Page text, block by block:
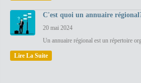
C'est quoi un annuaire
20 mai 2024
Un annuaire régional est un répertoire
Lire La Suite